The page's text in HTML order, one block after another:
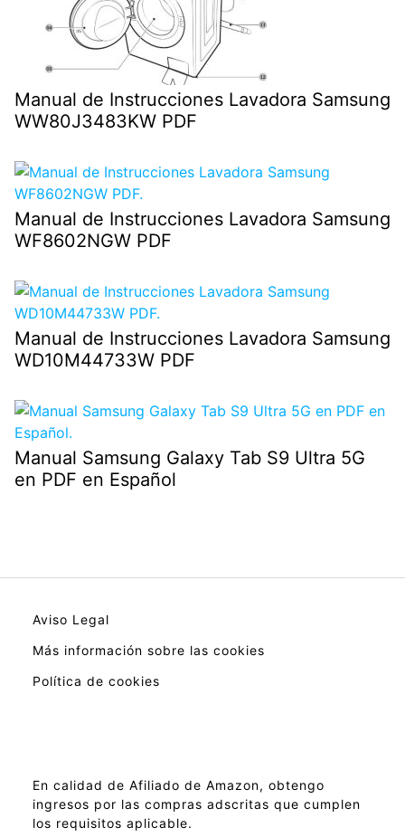
Manual de Instrucciones Lavadora Samsung
WW80J3483KW PDF
Manual de Instrucciones Lavadora Samsung
WF8602NGW PDF
Manual de Instrucciones Lavadora Samsung
WD10M44733W PDF
Manual Samsung Galaxy Tab S9 Ultra 5G
en PDF en Español
Aviso Legal
Más información sobre las cookies
Política de cookies
En calidad de Afiliado de Amazon, obtengo
ingresos por las compras adscritas que cumplen
los requisitos aplicable.